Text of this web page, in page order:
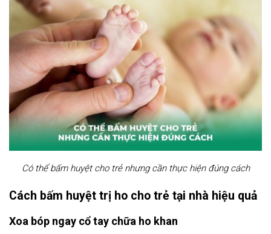
Có thể bấm huyệt cho trẻ nhưng cần thực hiện đúng cách
Cách bấm huyệt trị ho cho trẻ tại nhà hiệu quả
Xoa bóp ngay cổ tay chữa ho khan